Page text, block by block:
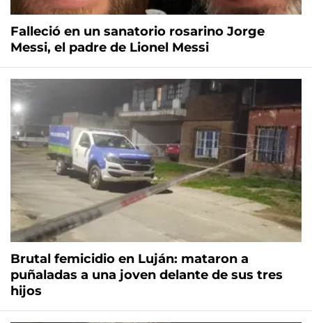
Falleció en un sanatorio rosarino Jorge
Messi, el padre de Lionel Messi
Brutal femicidio en Luján: mataron a
puñaladas a una joven delante de sus tres
hijos